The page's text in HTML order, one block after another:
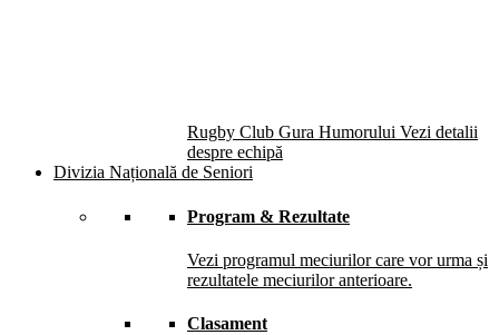
Rugby Club Gura Humorului Vezi detalii
despre echipă
Divizia Națională de Seniori
Program & Rezultate
Vezi programul meciurilor care vor urma și
rezultatele meciurilor anterioare.
Clasament